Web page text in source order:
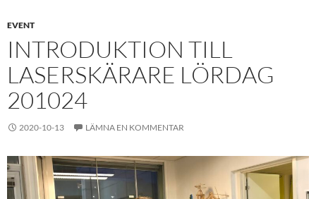
EVENT
INTRODUKTION TILL
LASERSKÄRARE LÖRDAG
201024
2020-10-13 LÄMNA EN KOMMENTAR